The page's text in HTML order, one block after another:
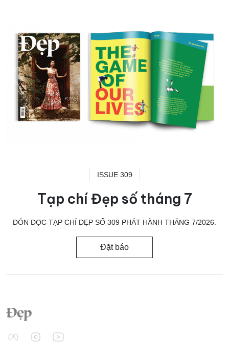
ISSUE 309
Tạp chí Đẹp số tháng 7
ĐÓN ĐỌC TẠP CHÍ ĐẸP SỐ 309 PHÁT HÀNH THÁNG 7/2026.
Đặt báo